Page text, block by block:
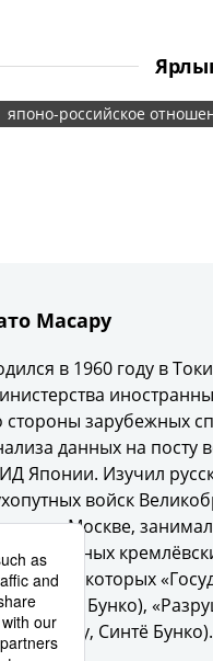
японо-российское
Масару
в 1960 году в
стороны зарубежных
данных на посту
Японии. Изучил
войск
в Москве,
главных
среди которых
Синтё Бунко),
тэйкоку, Синтё Бунко).